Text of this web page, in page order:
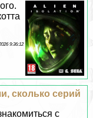
9:36:12
сколько серий
с